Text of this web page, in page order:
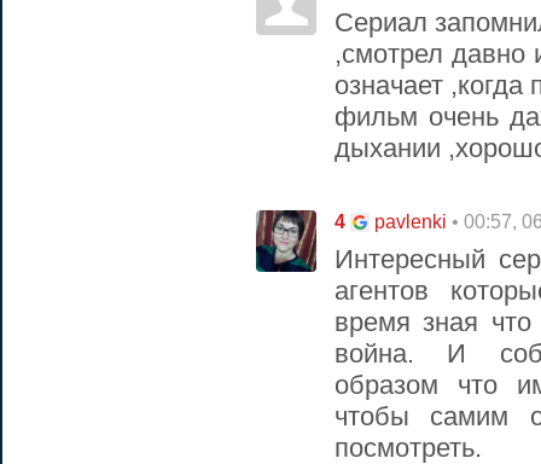
Сериал
,смотрел давно
означает
фильм очень
дыхании
4 pavlenki • 00:57,
Интересный
агентов
время зная
война. И
образом что
чтобы самим
посмотреть.